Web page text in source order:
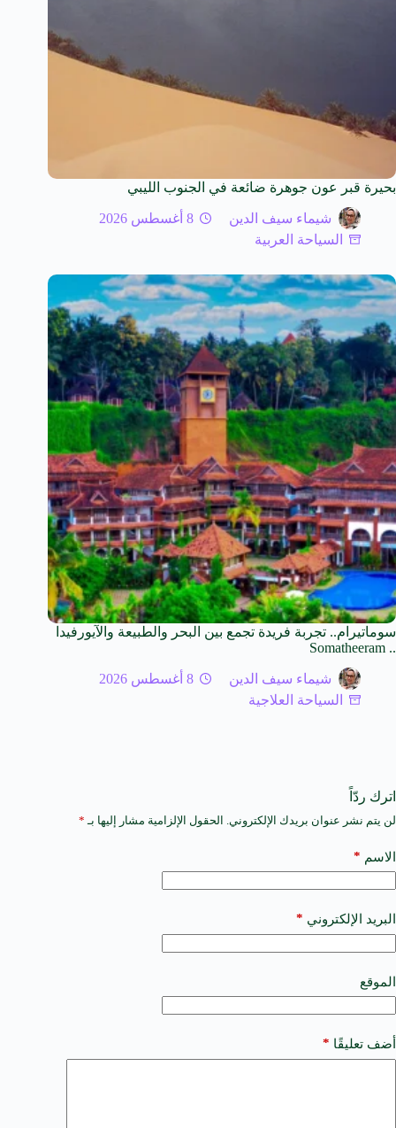
بحيرة قبر عون جوهرة ضائعة في الجنوب الليبي
شيماء سيف الدين
8 أغسطس 2026
السياحة العربية
سوماتيرام.. تجربة فريدة تجمع بين البحر والطبيعة والآيورفيدا
.. Somatheeram
شيماء سيف الدين
8 أغسطس 2026
السياحة العلاجية
اترك ردّاً
لن يتم نشر عنوان بريدك الإلكتروني. الحقول الإلزامية مشار إليها بـ *
الاسم *
البريد الإلكتروني *
الموقع
أضف تعليقًا *
A
t
e
a
t
i
e
: